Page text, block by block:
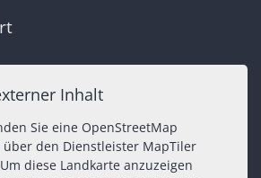
Inhalt
Sie eine OpenStreetMap
über den Dienstleister MapTiler
diese Landkarte anzuzeigen